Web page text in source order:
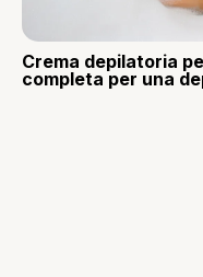
Crema depilatoria
completa per una